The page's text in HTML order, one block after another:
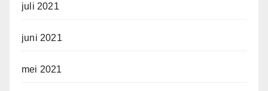
juli 2021
juni 2021
mei 2021